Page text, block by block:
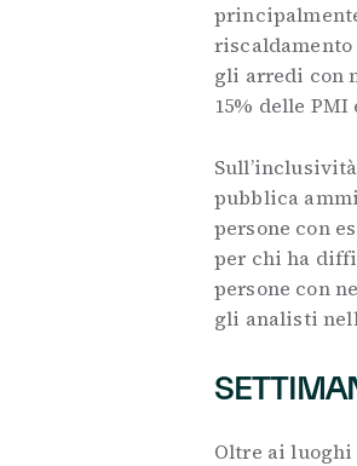
gli arredi con
15% delle PMI
pubblica
persone con
per chi ha
persone con
gli analisti
Oltre ai